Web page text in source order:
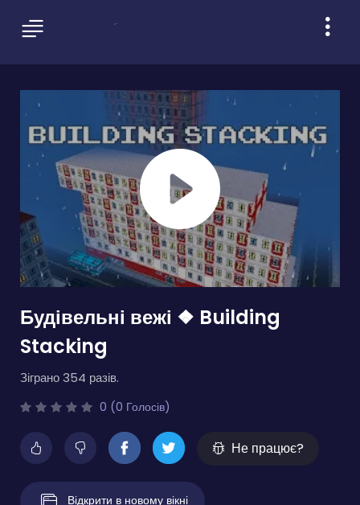
Будівельні вежі ❖ Building
Stacking
Зіграно 354 разів.
0 (0 Голосів)
Не працює?
Відкрити в новому вікні